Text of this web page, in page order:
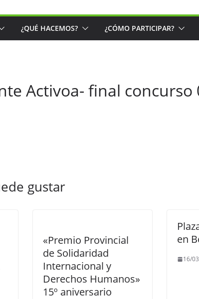
¿QUÉ HACEMOS? ¿CÓMO PARTICIPAR?
Activoa- final concurso
gustar
«Premio Provincial
de Solidaridad
Internacional y
Derechos Humanos»
15º aniversario
en
16/